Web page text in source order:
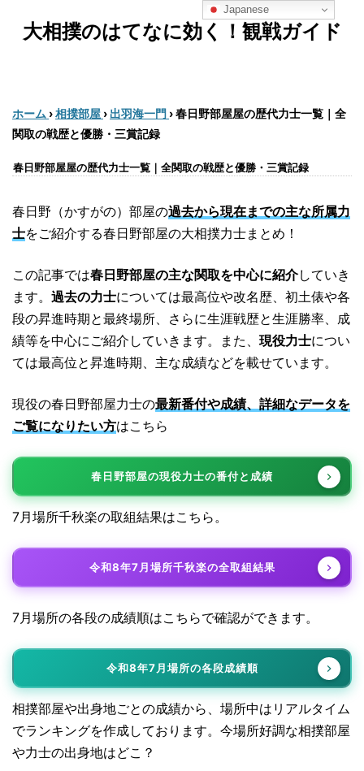
大相撲のはてなに効く！観戦ガイド
ホーム ›相撲部屋 › 出羽海一門 ›春日野部屋屋の歴代力士一覧｜全
関取の戦歴と優勝・三賞記録
春日野部屋屋の歴代力士一覧｜全関取の戦歴と優勝・三賞記録
春日野（かすがの）部屋の過去から現在までの主な所属力
士をご紹介する春日野部屋の大相撲力士まとめ！
この記事では春日野部屋の主な関取を中心に紹介していき
ます。 過去の力士については最高位や改名歴、初土俵や各
段の昇進時期と最終場所、さらに生涯戦歴と生涯勝率、成
績等を中心にご紹介していきます。また、 現役力士につい
ては最高位と昇進時期、主な成績などを載せています。
現役の春日野部屋力士の最新番付や成績、詳細なデータを
ご覧になりたい方はこちら
春日野部屋の現役力士の番付と成績
7月場所千秋楽の取組結果はこちら。
令和8年7月場所千秋楽の全取組結果
7月場所の各段の成績順はこちらで確認ができます。
令和8年7月場所の各段成績順
相撲部屋や出身地ごとの成績から、場所中はリアルタイム
でランキングを作成しております。今場所好調な相撲部屋
や力士の出身地はどこ？
Japanese